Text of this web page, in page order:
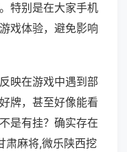
特别是在大家手机
戏体验，避免影响
映在游戏中遇到部
牌，甚至好像能看
是有挂？确实存在
肃麻将,微乐陕西挖